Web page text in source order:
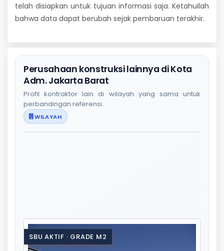
telah disiapkan untuk tujuan informasi saja. Ketahuilah
bahwa data dapat berubah sejak pembaruan terakhir.
Perusahaan konstruksi lainnya di Kota
Adm. Jakarta Barat
Profil kontraktor lain di wilayah yang sama untuk
perbandingan referensi.
WILAYAH
SBU AKTIF · GRADE M2